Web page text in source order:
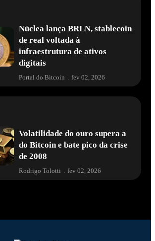
Núclea lança BRLN, stablecoin
de real voltada à
infraestrutura de ativos
digitais
Portal do Bitcoin . fev 02, 2026
Volatilidade do ouro supera a
do Bitcoin e bate pico da crise
de 2008
Rodrigo Tolotti fev 02, 2026